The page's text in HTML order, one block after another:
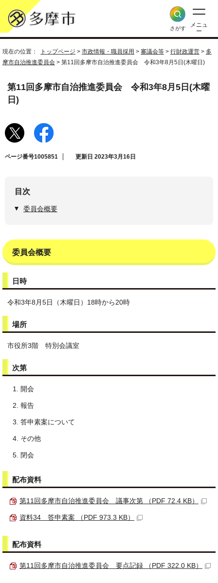
さがす
メニュ
ー
現在の位置： トップページ > 市政情報・職員採用 > 審議会等 > 行財政運営 > 多
摩市自治推進委員会 > 第11回多摩市自治推進委員会 令和3年8月5日(木曜日)
第11回多摩市自治推進委員会 令和3年8月5日(木曜
日)
ページ番号1005851 更新日 2023年3月16日
目次
委員会概要
委員会概要
日時
令和3年8月5日（木曜日）18時から20時
場所
市役所3階 特別会議室
次第
開会
報告
答申素案について
その他
閉会
配布資料
第11回多摩市自治推進委員会 議事次第 （PDF 72.4 KB）
資料34 答申素案 （PDF 973.3 KB）
配布資料
第11回多摩市自治推進委員会 要点記録 （PDF 322.0 KB）